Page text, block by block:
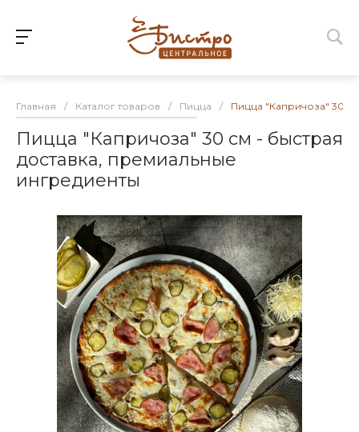
Главная / Каталог товаров / Пицца / Пицца "Капричоза" 30
Пицца "Капричоза" 30 см - быстрая
доставка, премиальные
ингредиенты